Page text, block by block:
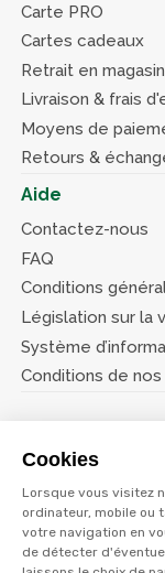
Cookies
Lorsque vous visitez
ordinateur, mobile ou
votre navigation en
de détecter
Carte PRO
Cartes cadeaux
Retrait en magasin
Livraison & frais
Moyens de
Retours &
Aide
Contactez-nous
FAQ
Conditions
Législation sur la
Système
Conditions de